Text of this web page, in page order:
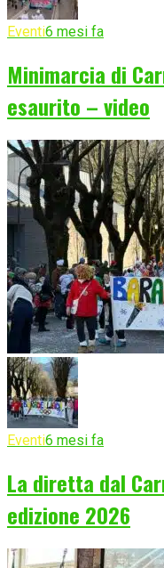
Eventi6 mesi fa
Minimarcia di
esaurito – video
Eventi6 mesi fa
La diretta dal
edizione 2026